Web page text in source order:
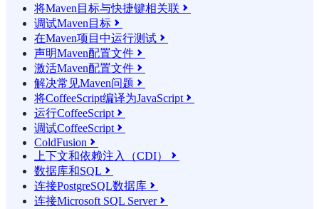
将Maven目标与快捷键相关联 
调试Maven目标 
在Maven项目中运行测试 
声明Maven配置文件 
激活Maven配置文件 
解决常见Maven问题 
将CoffeeScript编译为JavaScript 
运行CoffeeScript 
调试CoffeeScript 
ColdFusion 
上下文和依赖注入（CDI） 
数据库和SQL 
连接PostgreSQL数据库 
连接Microsoft SQL Server